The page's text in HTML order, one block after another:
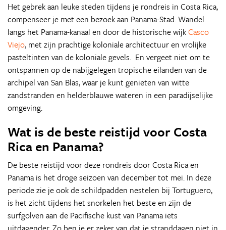
Het gebrek aan leuke steden tijdens je rondreis in Costa Rica,
compenseer je met een bezoek aan Panama-Stad. Wandel
langs het Panama-kanaal en door de historische wijkCasco
Viejo, met zijn prachtige koloniale architectuur en vrolijke
pasteltinten van de koloniale gevels. En vergeet niet om te
ontspannen op de nabijgelegen tropische eilanden van de
archipel van San Blas, waar je kunt genieten van witte
zandstranden en helderblauwe wateren in een paradijselijke
omgeving.
Wat is de beste reistijd voor Costa
Rica en Panama?
De beste reistijd voor deze rondreis door Costa Rica en
Panama is het droge seizoen van december tot mei. In deze
periode zie je ook de schildpadden nestelen bij Tortuguero,
is het zicht tijdens het snorkelen het beste en zijn de
surfgolven aan de Pacifische kust van Panama iets